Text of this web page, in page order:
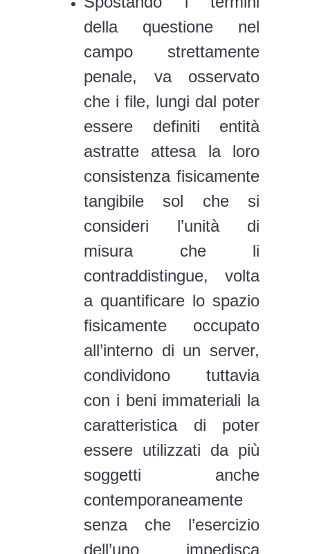
della questione nel
campo strettamente
penale, va osservato
che i file, lungi dal poter
essere definiti entità
astratte attesa la loro
consistenza fisicamente
tangibile sol che si
consideri l’unità di
misura che li
contraddistingue, volta
a quantificare lo spazio
fisicamente occupato
all’interno di un server,
condividono tuttavia
con i beni immateriali la
caratteristica di poter
essere utilizzati da più
soggetti anche
contemporaneamente
senza che l’esercizio
dell’uno impedisca